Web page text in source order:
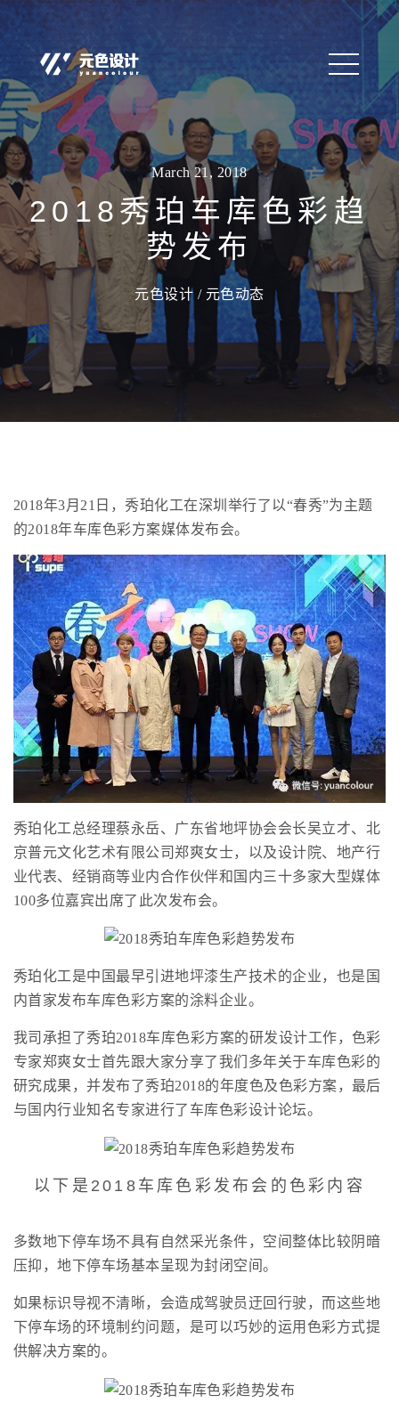
March 21, 2018
2018秀珀车库色彩趋
势发布
元色设计 / 元色动态
2018年3月21日，秀珀化工在深圳举行了以“春秀”为主题
的2018年车库色彩方案媒体发布会。
秀珀化工总经理蔡永岳、广东省地坪协会会长吴立才、北
京普元文化艺术有限公司郑爽女士，以及设计院、地产行
业代表、经销商等业内合作伙伴和国内三十多家大型媒体
100多位嘉宾出席了此次发布会。
秀珀化工是中国最早引进地坪漆生产技术的企业，也是国
内首家发布车库色彩方案的涂料企业。
我司承担了秀珀2018车库色彩方案的研发设计工作，色彩
专家郑爽女士首先跟大家分享了我们多年关于车库色彩的
研究成果，并发布了秀珀2018的年度色及色彩方案，最后
与国内行业知名专家进行了车库色彩设计论坛。
以下是2018车库色彩发布会的色彩内容
多数地下停车场不具有自然采光条件，空间整体比较阴暗
压抑，地下停车场基本呈现为封闭空间。
如果标识导视不清晰，会造成驾驶员迂回行驶，而这些地
下停车场的环境制约问题，是可以巧妙的运用色彩方式提
供解决方案的。